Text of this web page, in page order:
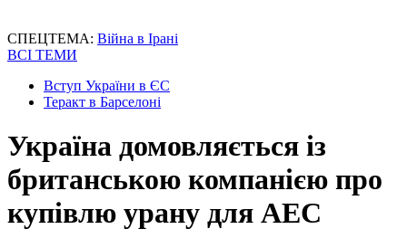
СПЕЦТЕМА: Війна в Ірані
ВСІ ТЕМИ
Вступ України в ЄС
Теракт в Барселоні
Україна домовляється із
британською компанією про
купівлю урану для АЕС